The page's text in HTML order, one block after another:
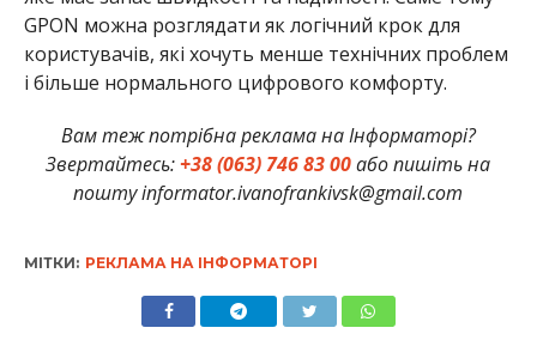
GPON можна розглядати як логічний крок для
користувачів, які хочуть менше технічних проблем
і більше нормального цифрового комфорту.
Вам теж потрібна реклама на Інформаторі?
Звертайтесь:+38 (063) 746 83 00або пишіть на
пошту informator.ivanofrankivsk@gmail.com
МІТКИ: РЕКЛАМА НА ІНФОРМАТОРІ